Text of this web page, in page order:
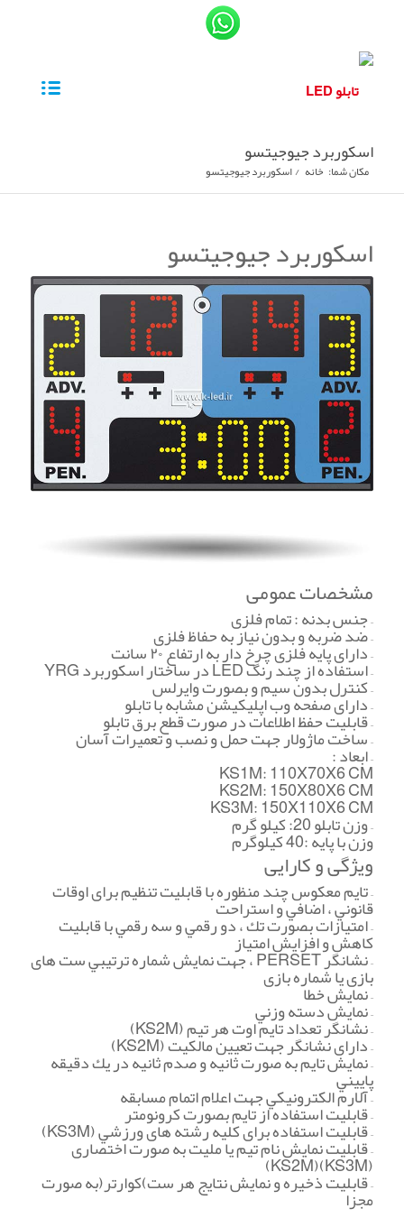
اسکوربرد جیوجیتسو
مکان شما: خانه /اسکوربرد جیوجیتسو
اسکوربرد جیوجیتسو
مشخصات عمومی
– جنس بدنه : تمام فلزی
– ضد ضربه و بدون نياز به حفاظ فلزی
– دارای پایه فلزی چرخ دار به ارتفاع ۲۰ سانت
– استفاده از چند رنگ LED در ساختار اسكوربرد YRG
– كنترل بدون سيم و بصورت وایرلس
– دارای صفحه وب اپليكيشن مشابه با تابلو
– قابليت حفظ اطلاعات در صورت قطع برق تابلو
– ساخت ماژولار جهت حمل و نصب و تعميرات آسان
– ابعاد :
KS1M: 110X70X6 CM
KS2M: 150X80X6 CM
KS3M: 150X110X6 CM
– وزن تابلو 20: كيلو گرم
وزن با پایه :40 كيلوگرم
ویژگی و کارایی
– تایم معكوس چند منظوره با قابليت تنظيم برای اوقات
قانوني ، اضافي و استراحت
– امتيازات بصورت تك ، دو رقمي و سه رقمي با قابليت
كاهش و افزایش امتياز
– نشانگر PERSET ، جهت نمایش شماره ترتيبي ست های
بازی یا شماره بازی
– نمایش خطا
– نمایش دسته وزني
– نشانگر تعداد تایم اوت هر تيم (KS2M)
– دارای نشانگر جهت تعيين مالكيت (KS2M)
– نمایش تایم به صورت ثانيه و صدم ثانيه در یك دقيقه
پایيني
– آلارم الكترونيكي جهت اعلام اتمام مسابقه
– قابليت استفاده از تایم بصورت كرونومتر
– قابليت استفاده برای كليه رشته های ورزشي (KS3M)
– قابليت نمایش نام تيم یا مليت به صورت اختصاری
(KS3M)(KS2M)
– قابليت ذخيره و نمایش نتایج هر ست)كوارتر(به صورت
مجزا